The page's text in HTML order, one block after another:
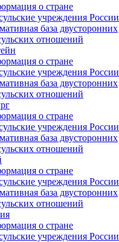
о стране
учреждения России
база двусторонних
отношений
о стране
учреждения России
база двусторонних
отношений
о стране
учреждения России
база двусторонних
отношений
о стране
учреждения России
база двусторонних
отношений
о стране
учреждения России